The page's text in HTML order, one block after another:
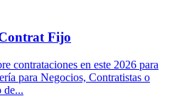
Fijo
contrataciones en este 2026 para
para Negocios, Contratistas o
de...